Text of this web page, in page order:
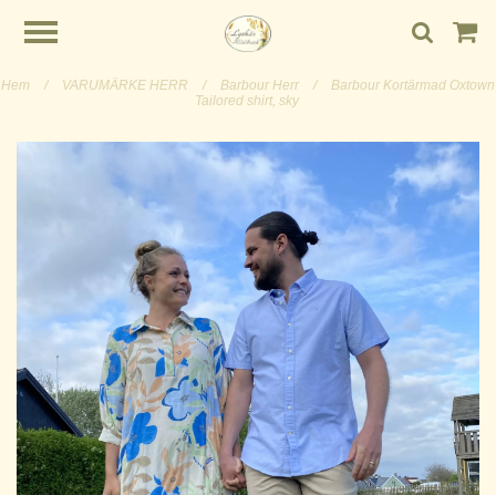
Hem / VARUMÄRKE HERR / Barbour Herr /
Barbour Kortärmad Oxtown
Tailored shirt, sky